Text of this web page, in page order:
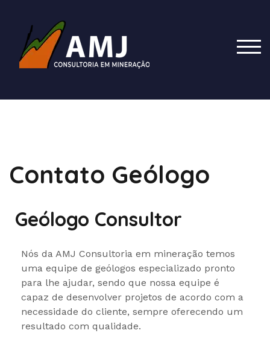
Contato Geólogo
Geólogo Consultor
Nós da AMJ Consultoria em mineração temos
uma equipe de geólogos especializado pronto
para lhe ajudar, sendo que nossa equipe é
capaz de desenvolver projetos de acordo com a
necessidade do cliente, sempre oferecendo um
resultado com qualidade.